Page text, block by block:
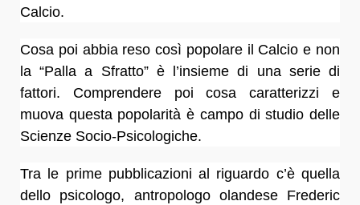
Calcio.
Cosa poi abbia reso così popolare il Calcio e non
la “Palla a Sfratto” è l’insieme di una serie di
fattori. Comprendere poi cosa caratterizzi e
muova questa popolarità è campo di studio delle
Scienze Socio-Psicologiche.
Tra le prime pubblicazioni al riguardo c’è quella
dello psicologo, antropologo olandese Frederic